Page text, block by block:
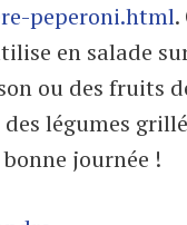
peperoni.html
en salade
ou des fruits
des légumes
journée !